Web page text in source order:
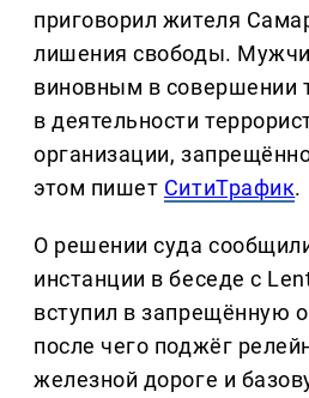
приговорил жителя
лишения свободы.
виновным в совершении
в деятельности
организации,
этом пишет СитиТрафик.
О решении суда
инстанции в беседе с
вступил в запрещённую
после чего поджёг
железной дороге и